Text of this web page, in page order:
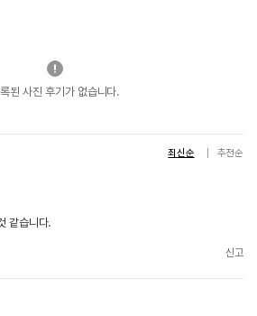
된 사진 후기가 없습니다.
최신순 추천순
같습니다.
신고